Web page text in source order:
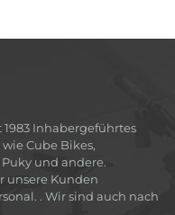
1983 Inhabergeführtes
Cube Bikes,
Puky und andere.
unsere Kunden
. Wir sind auch nach